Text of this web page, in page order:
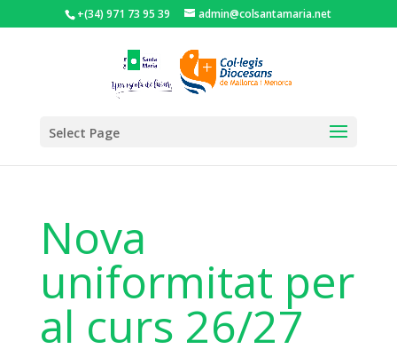
+(34) 971 73 95 39 admin@colsantamaria.net
Select Page
Nova
uniformitat per
al curs 26/27